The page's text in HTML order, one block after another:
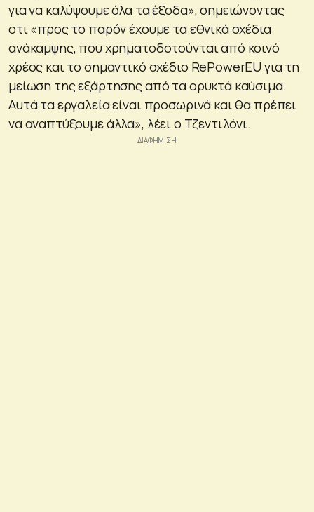
για να καλύψουμε όλα τα έξοδα», σημειώνοντας
οτι «προς το παρόν έχουμε τα εθνικά σχέδια
ανάκαμψης, που χρηματοδοτούνται από κοινό
χρέος και το σημαντικό σχέδιο RePowerEU για τη
μείωση της εξάρτησης από τα ορυκτά καύσιμα.
Αυτά τα εργαλεία είναι προσωρινά και θα πρέπει
να αναπτύξουμε άλλα», λέει ο Τζεντιλόνι.